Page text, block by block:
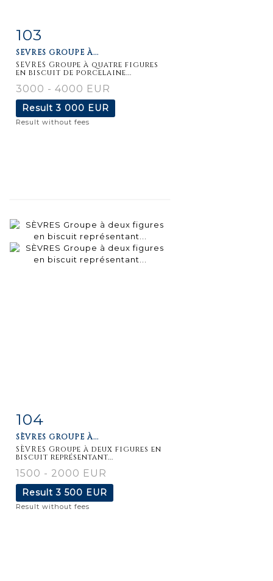
Item detail
103
SEVRES GROUPE À...
SEVRES Groupe à quatre figures
en biscuit de porcelaine...
3000 - 4000 EUR
Result3 000 EUR
Result without fees
Item detail
104
SÈVRES GROUPE À...
SÈVRES Groupe à deux figures en
biscuit représentant...
1500 - 2000 EUR
Result3 500 EUR
Result without fees